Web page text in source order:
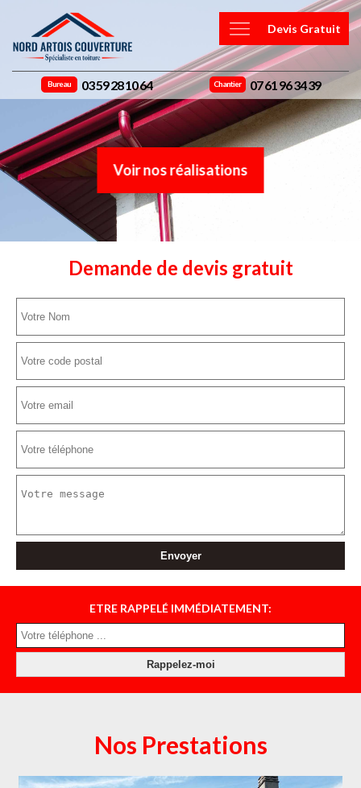
Devis Gratuit
Bureau 03 59 28 10 64 Chantier 07 61 96 34 39
Voir nos réalisations
Demande de devis gratuit
ETRE RAPPELÉ IMMÉDIATEMENT:
Nos Prestations